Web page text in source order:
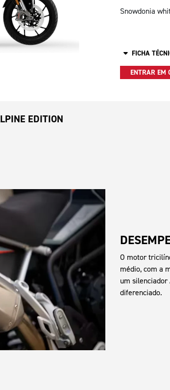
Snowdonia
FICHA
ENTRAR EM
EDITION
O motor
médio, com a
um
diferenciado.